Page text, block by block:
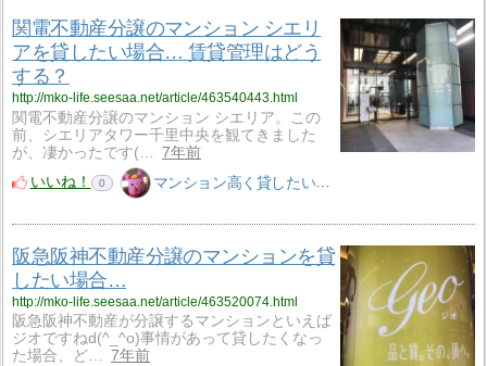
関電不動産分譲のマンション シエリ
アを貸したい場合… 賃貸管理はどう
する？
http://mko-life.seesaa.net/article/463540443.html
関電不動産分譲のマンション シエリア。この
前、シエリアタワー千里中央を観てきました
が、凄かったです(…
7年前
いいね！
0 マンション高く貸したいM子
阪急阪神不動産分譲のマンションを貸
したい場合…
http://mko-life.seesaa.net/article/463520074.html
阪急阪神不動産が分譲するマンションといえば
ジオですねd(^_^o)事情があって貸したくなっ
た場合、ど…
7年前